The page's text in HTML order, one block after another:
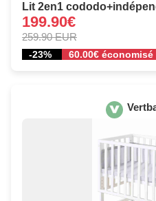
Lit 2en1
199.90€
259.90 EUR
-23% 60.00€ économisé